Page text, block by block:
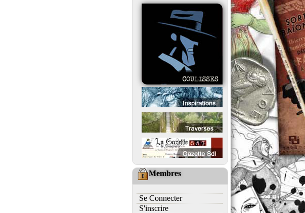
Membres
Se Connecter
S'inscrire